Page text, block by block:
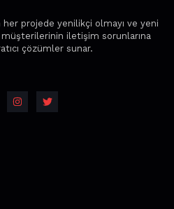
projede yenilikçi olmayı ve yeni
iletişim sorunlarına
çözümler sunar.